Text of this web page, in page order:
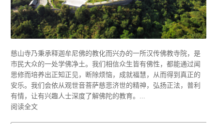
慈山寺乃秉承释迦牟尼佛的教化而兴办的一所汉传佛教寺院，是
市民大众的一处学佛净土。我们相信众生皆有佛性，都能通过闻
思修而培养出正知正见，断除烦恼，成就福慧，从而得到真正的
安乐。我们会依从观世音菩萨慈悲济世的精神，弘扬正法，普利
有情，让有兴趣人士深度了解佛陀的教育。...
阅读全文